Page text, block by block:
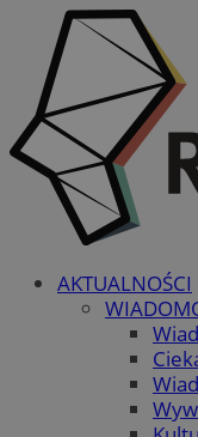
AKTUALNOŚCI